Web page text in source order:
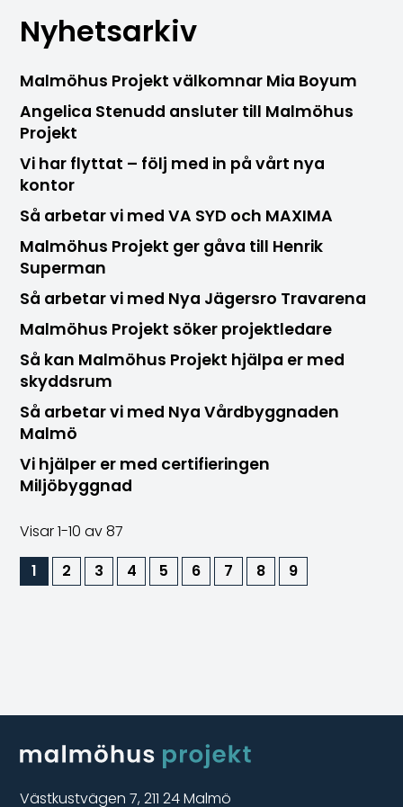
Nyhetsarkiv
Malmöhus Projekt välkomnar Mia Boyum
Angelica Stenudd ansluter till Malmöhus
Projekt
Vi har flyttat – följ med in på vårt nya
kontor
Så arbetar vi med VA SYD och MAXIMA
Malmöhus Projekt ger gåva till Henrik
Superman
Så arbetar vi med Nya Jägersro Travarena
Malmöhus Projekt söker projektledare
Så kan Malmöhus Projekt hjälpa er med
skyddsrum
Så arbetar vi med Nya Vårdbyggnaden
Malmö
Vi hjälper er med certifieringen
Miljöbyggnad
Visar1-10 av 87
1
2 3 4 5 6 7 8 9
Västkustvägen 7, 211 24 Malmö